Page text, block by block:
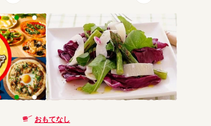
おもてなし